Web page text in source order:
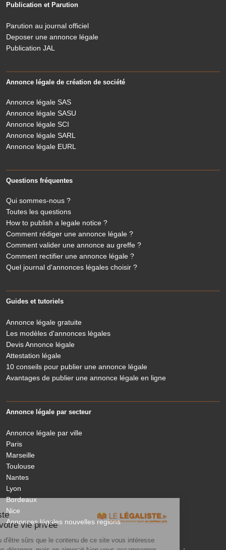
Le Légaliste
respecte votre vie privée
On a attendu d'être sûrs que le contenu de ce site vous intéresse
Publication et Parution
Parution au journal officiel
Deposer une annonce légale
Publication JAL
Annonce légale de création de société
Annonce légale SAS
Annonce légale SASU
Annonce légale SCI
Annonce légale SARL
Annonce légale EURL
Questions fréquentes
Qui sommes-nous ?
Toutes les questions
How to publish a legale notice ?
Comment rédiger une annonce légale ?
Comment valider une annonce au greffe ?
Comment rectifier une annonce légale ?
Quel journal d'annonces légales choisir ?
Guides et tutoriels
Annonce légale gratuite
Les modèles d'annonces légales
Devis Annonce légale
Attestation légale
10 conseils pour publier une annonce légale
Avantages de publier une annonce légale en ligne
Annonce légale par secteur
Annonce légale par ville
Paris
Marseille
Toulouse
Nantes
Lyon
Bordeaux
Nice
Annonces légales nouvelles régions